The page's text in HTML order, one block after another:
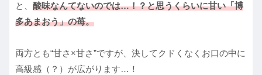
と、 酸味なんてないのでは…！？と思うくらいに甘い「博
多あまおう」の苺。
両方とも“甘さ×甘さ”ですが、決してクドくなくお口の中に
高級感（？）が広がります…！